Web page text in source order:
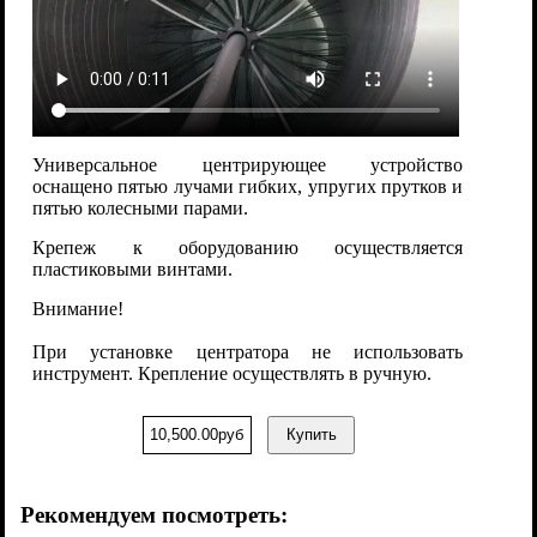
Универсальное центрирующее устройство
оснащено пятью лучами гибких, упругих прутков и
пятью колесными парами.
Крепеж к оборудованию осуществляется
пластиковыми винтами.
Внимание!
При установке центратора не использовать
инструмент. Крепление осуществлять в ручную.
10,500.00руб Купить
Рекомендуем посмотреть: